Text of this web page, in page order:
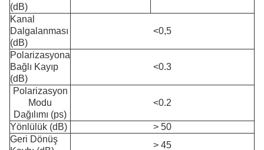
(dB)
Kanal
Dalgalanması
(dB)
<0,5
Polarizasyona
Bağlı Kayıp
(dB)
<0.3
Polarizasyon
Modu
Dağılımı (ps)
<0.2
Yönlülük (dB)
> 50
Geri Dönüş
> 45